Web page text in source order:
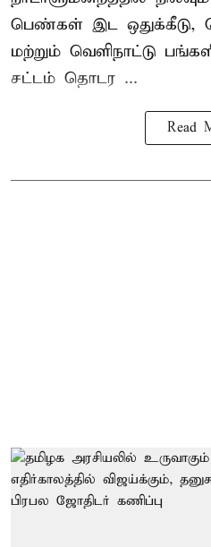
பெண்கள் இட ஒதுக்கீடு,
மற்றும் வெளிநாட்டு
சட்டம் தொடர ...
Read